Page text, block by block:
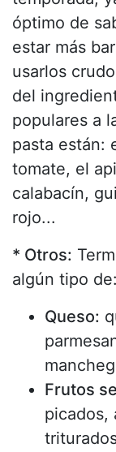
óptimo de
estar más
usarlos
del
populares a
pasta están:
tomate, el
calabacín,
rojo...
* Otros:
algún tipo de:
Queso:
Frutos
picados,